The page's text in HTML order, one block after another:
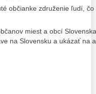
občianke združenie ľudí,
miest a obcí
na Slovensku a ukázať na